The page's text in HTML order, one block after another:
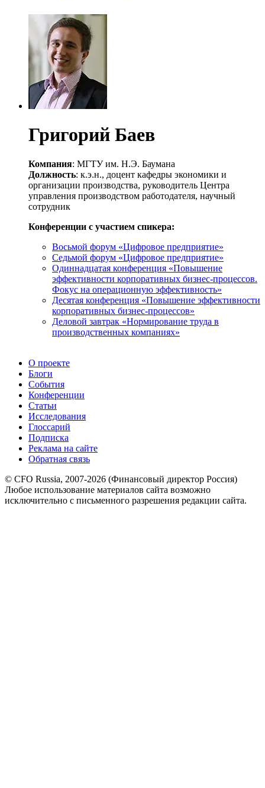
Григорий Баев
Компания: МГТУ им. Н.Э. Баумана
Должность: к.э.н., доцент кафедры экономики и
организации производства, руководитель Центра
управления производством работодателя, научный
сотрудник
Конференции с участием спикера:
Восьмой форум «Цифровое предприятие»
Седьмой форум «Цифровое предприятие»
Одиннадцатая конференция «Повышение
эффективности корпоративных бизнес-процессов.
Фокус на операционную эффективность»
Десятая конференция «Повышение эффективности
корпоративных бизнес-процессов»
Деловой завтрак «Нормирование труда в
производственных компаниях»
О проекте
Блоги
События
Конференции
Статьи
Исследования
Глоссарий
Подписка
Реклама на сайте
Обратная связь
© CFO Russia, 2007-2026 (Финансовый директор Россия)
Любое использование материалов сайта возможно
исключительно с письменного разрешения редакции сайта.